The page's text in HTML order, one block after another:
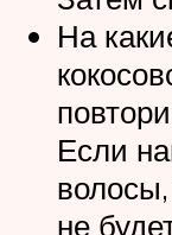
На
Если
не